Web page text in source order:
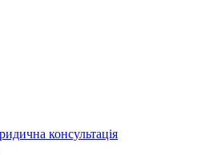
консультація